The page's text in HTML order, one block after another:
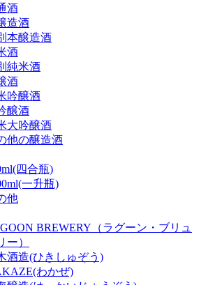
酒
造酒
本醸造酒
酒
純米酒
酒
吟醸酒
醸酒
大吟醸酒
他の醸造酒
四合瓶)
一升瓶)
他
BREWERY（ラグーン・ブリュ
ー）
酒造(ひきしゅぞう)
わかぜ)